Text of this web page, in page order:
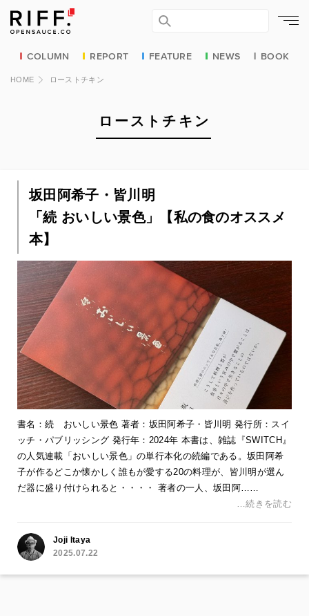
COLUMN REPORT FEATURE NEWS BOOK
HOME ローストチキン
ローストチキン
坂田阿希子・皆川明
「続 おいしい景色」【私の食のオススメ
本】
書名：続 おいしい景色 著者：坂田阿希子・皆川明 発行所：スイ
ッチ・パブリッシング 発行年：2024年 本書は、雑誌『SWITCH』
の人気連載「おいしい景色」の単行本化の続編である。坂田阿希
子が作るどこか懐かしく誰もが愛する20の料理が、皆川明が選ん
だ器に盛り付けられると・・・・ 著者の一人、坂田阿……
…続きを読む
Joji Itaya
2025.07.22